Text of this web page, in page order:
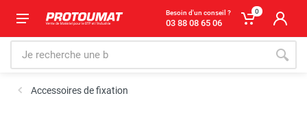
Besoin d'un conseil ?
03 88 08 65 06
0
Accessoires de fixation